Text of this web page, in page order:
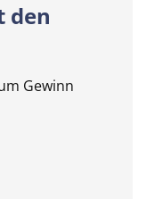
den
Gewinn